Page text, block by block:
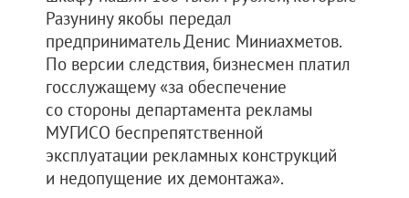
Разунину якобы передал
предприниматель Денис Миниахметов.
По версии следствия, бизнесмен платил
госслужащему «за обеспечение
со стороны департамента рекламы
МУГИСО беспрепятственной
эксплуатации рекламных конструкций
и недопущение их демонтажа».